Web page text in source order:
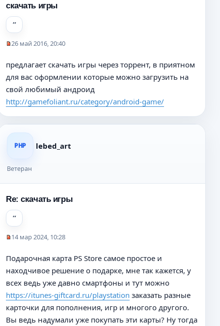
скачать игры
п
р
о
и
т
а
н
н
с
б
щ
е
н
и
26 май 2016, 20:40
предлагает скачать игры через торрент, в приятном
для вас оформлении которые можно загрузить на
свой любимый андроид
http://gamefoliant.ru/category/android-game/
PHP lebed_art
Ветеран
Re: скачать игры
п
р
о
и
т
а
14 мар 2024, 10:28
Подарочная карта PS Store самое простое и
находчивое решение о подарке, мне так кажется, у
всех ведь уже давно смартфоны и тут можно
https://itunes-giftcard.ru/playstation заказать разные
карточки для пополнения, игр и многого другого.
Вы ведь надумали уже покупать эти карты? Ну тогда